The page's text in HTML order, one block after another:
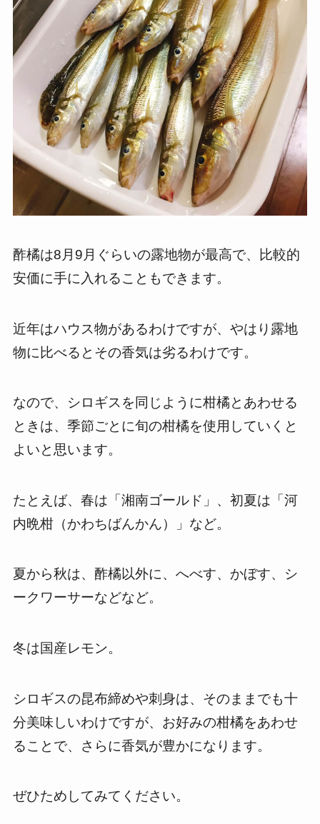
酢橘は8月9月ぐらいの露地物が最高で、比較的
安価に手に入れることもできます。
近年はハウス物があるわけですが、やはり露地
物に比べるとその香気は劣るわけです。
なので、シロギスを同じように柑橘とあわせる
ときは、季節ごとに旬の柑橘を使用していくと
よいと思います。
たとえば、春は「湘南ゴールド」、初夏は「河
内晩柑（かわちばんかん）」など。
夏から秋は、酢橘以外に、へべす、かぼす、シ
ークワーサーなどなど。
冬は国産レモン。
シロギスの昆布締めや刺身は、そのままでも十
分美味しいわけですが、お好みの柑橘をあわせ
ることで、さらに香気が豊かになります。
ぜひためしてみてください。